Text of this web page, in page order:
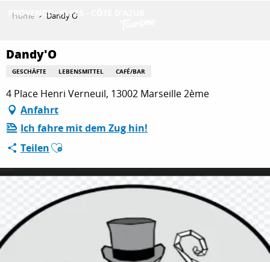
principal
ENTDECKEN
AKTIVITÄTEN
AUFENTHALT
ESPACE PRO
Home Dandy'O
Dandy'O
GESCHÄFTE LEBENSMITTEL CAFÉ/BAR
4 Place Henri Verneuil, 13002 Marseille 2ème
Anfahrt
Ich fahre mit dem Zug hin!
TeilenAjouter aux favoris